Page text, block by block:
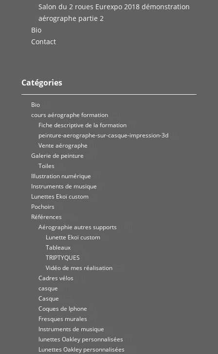
Salon du 2 roues Eurexpo 2018 démonstration
aérographe partie 2
Bio
Contact
Catégories
Bio
cours aérographe formation
Fiche descriptive de la formation
peinture-aerographe-sur-casque-impression-3d
Vente aérographe
Galerie de peinture
Toiles
Illustration numérique
Instruments de musique
Lunettes Ekoï custom
Pochoirs
Références
Aérographie autres supports
Lunette Ekoï custom
Tableaux
TRIPTYQUES
Vidéo de mes réalisation
Cadres vélos
casque
Casque
Coques de Iphone
Fresques murales
Instruments de musique
lunettes Oakley personnalisées
Lunettes Oakley personnalisées